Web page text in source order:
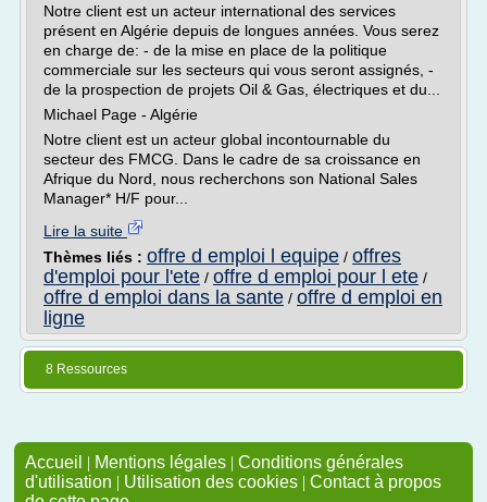
Notre client est un acteur international des services
présent en Algérie depuis de longues années. Vous serez
en charge de: - de la mise en place de la politique
commerciale sur les secteurs qui vous seront assignés, -
de la prospection de projets Oil & Gas, électriques et du...
Michael Page - Algérie
Notre client est un acteur global incontournable du
secteur des FMCG. Dans le cadre de sa croissance en
Afrique du Nord, nous recherchons son National Sales
Manager* H/F pour...
Lire la suite
Thèmes liés : offre d emploi l equipe / offres
d'emploi pour l'ete / offre d emploi pour l ete /
offre d emploi dans la sante / offre d emploi en
ligne
8 Ressources
Accueil | Mentions légales | Conditions générales
d'utilisation | Utilisation des cookies | Contact à propos